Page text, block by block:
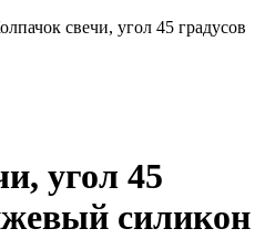
свечи, угол 45 градусов
угол 45
силикон